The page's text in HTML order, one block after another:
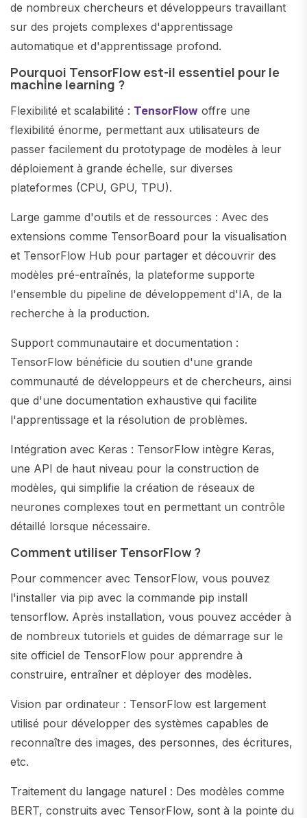
de nombreux chercheurs et développeurs travaillant
sur des projets complexes d'apprentissage
automatique et d'apprentissage profond.
Pourquoi TensorFlow est-il essentiel pour le
machine learning ?
Flexibilité et scalabilité : TensorFlow offre une
flexibilité énorme, permettant aux utilisateurs de
passer facilement du prototypage de modèles à leur
déploiement à grande échelle, sur diverses
plateformes (CPU, GPU, TPU).
Large gamme d'outils et de ressources : Avec des
extensions comme TensorBoard pour la visualisation
et TensorFlow Hub pour partager et découvrir des
modèles pré-entraînés, la plateforme supporte
l'ensemble du pipeline de développement d'IA, de la
recherche à la production.
Support communautaire et documentation :
TensorFlow bénéficie du soutien d'une grande
communauté de développeurs et de chercheurs, ainsi
que d'une documentation exhaustive qui facilite
l'apprentissage et la résolution de problèmes.
Intégration avec Keras : TensorFlow intègre Keras,
une API de haut niveau pour la construction de
modèles, qui simplifie la création de réseaux de
neurones complexes tout en permettant un contrôle
détaillé lorsque nécessaire.
Comment utiliser TensorFlow ?
Pour commencer avec TensorFlow, vous pouvez
l'installer via pip avec la commande pip install
tensorflow. Après installation, vous pouvez accéder à
de nombreux tutoriels et guides de démarrage sur le
site officiel de TensorFlow pour apprendre à
construire, entraîner et déployer des modèles.
Vision par ordinateur : TensorFlow est largement
utilisé pour développer des systèmes capables de
reconnaître des images, des personnes, des écritures,
etc.
Traitement du langage naturel : Des modèles comme
BERT, construits avec TensorFlow, sont à la pointe du